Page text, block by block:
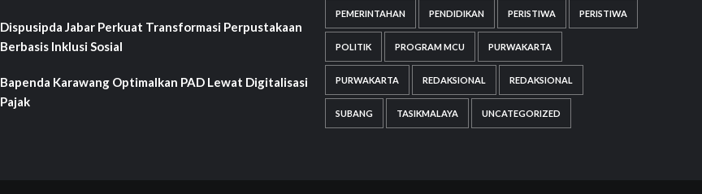
Dispusipda Jabar Perkuat Transformasi Perpustakaan
Berbasis Inklusi Sosial
Bapenda Karawang Optimalkan PAD Lewat Digitalisasi
Pajak
PEMERINTAHAN PENDIDIKAN PERISTIWA PERISTIWA
POLITIK PROGRAM MCU PURWAKARTA
PURWAKARTA REDAKSIONAL REDAKSIONAL
SUBANG TASIKMALAYA UNCATEGORIZED